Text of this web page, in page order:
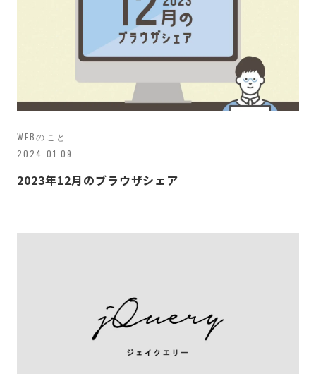
WEBのこと
2024.01.09
2023年12月のブラウザシェア